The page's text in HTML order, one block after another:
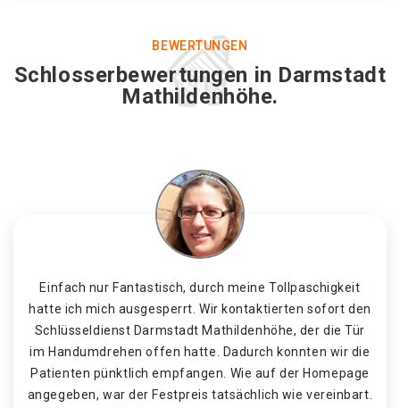
BEWERTUNGEN
Schlosserbewertungen in Darmstadt
Mathildenhöhe.
Einfach nur Fantastisch, durch meine Tollpaschigkeit
hatte ich mich ausgesperrt. Wir kontaktierten sofort den
Schlüsseldienst Darmstadt Mathildenhöhe, der die Tür
im Handumdrehen offen hatte. Dadurch konnten wir die
Patienten pünktlich empfangen. Wie auf der Homepage
angegeben, war der Festpreis tatsächlich wie vereinbart.